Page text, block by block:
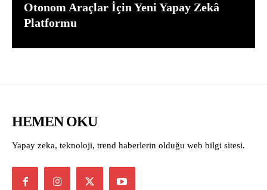
Otonom Araçlar İçin Yeni Yapay Zekâ
Platformu
HEMEN OKU
Yapay zeka, teknoloji, trend haberlerin olduğu web bilgi sitesi.